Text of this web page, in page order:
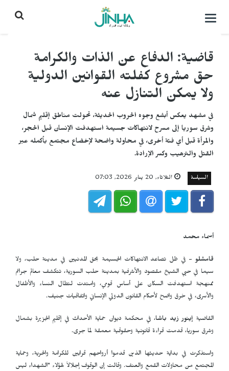
التحكم
قاضية: الدفاع عن الذات والكرامة
حق مشروع كفلته القوانين الدولية
ولا يمكن التنازل عنه
في مشهد يعكس أبشع وجوه الحروب الحديثة، تحولت مناطق إقليم شمال
وشرق سوريا إلى مسرح لانتهاكات جسيمة استهدفت الإنسان قبل الحجر،
والمرأة قبل أي فئة أخرى، في محاولة واضحة لإخضاع مجتمع بأكمله عبر
القتل والترهيب وكسر الإرادة.
السياسة الثلاثاء, 20 يناير 2026, 07:03
أسماء محمد
قامشلو - في ظل تصاعد الانتهاكات الجسيمة بحق المدنيين في مدينة حلب، ولا
سيما في حيي الشيخ مقصود والأشرفية بمدينة حلب السورية، تتكشف معالم جرائم
ممنهجة استهدفت السكان على أساس قومي، وامتدت لتطال النساء والأطفال
والأسرى، في خرق واضح لأحكام القانون الدولي الإنساني واتفاقيات جنيف.
القاضية إينور زيد باشا، في محكمة ديوان حماية الأحداث في إقليم الجزيرة بشمال
وشرق سوريا، قدمت قراءة قانونية وحقوقية معمقة لما جرى.
واستذكرت في بداية حديثها الذين قدموا أرواحهم قرابين للكرامة والحرية، وحماية
المجتمع من محاولات القمع والعنف. وقالت إن الوقوف إجلالاً لهؤلاء "الشهداء ليس